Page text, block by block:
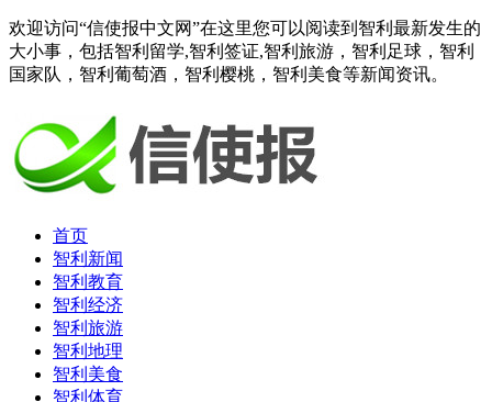
欢迎访问“信使报中文网”在这里您可以阅读到智利最新发生的
大小事，包括智利留学,智利签证,智利旅游，智利足球，智利
国家队，智利葡萄酒，智利樱桃，智利美食等新闻资讯。
首页
智利新闻
智利教育
智利经济
智利旅游
智利地理
智利美食
智利体育